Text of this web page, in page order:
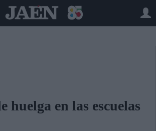
huelga en las escuelas